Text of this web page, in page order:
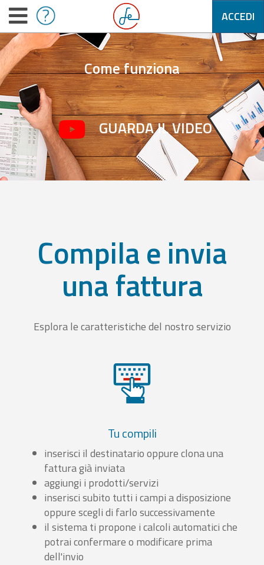
ACCEDI
Come funziona
GUARDA IL VIDEO
Compila e invia
una fattura
Esplora le caratteristiche del nostro servizio
Tu compili
inserisci il destinatario oppure clona una
fattura già inviata
aggiungi i prodotti/servizi
inserisci subito tutti i campi a disposizione
oppure scegli di farlo successivamente
il sistema ti propone i calcoli automatici che
potrai confermare o modificare prima
dell'invio